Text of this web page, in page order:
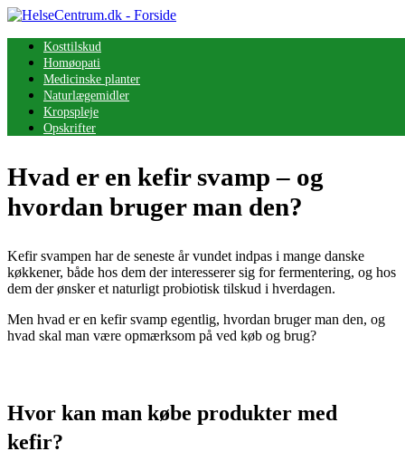
Kosttilskud
Homøopati
Medicinske planter
Naturlægemidler
Kropspleje
Opskrifter
Hvad er en kefir svamp – og
hvordan bruger man den?
Kefir svampen har de seneste år vundet indpas i mange danske
køkkener, både hos dem der interesserer sig for fermentering, og hos
dem der ønsker et naturligt probiotisk tilskud i hverdagen.
Men hvad er en kefir svamp egentlig, hvordan bruger man den, og
hvad skal man være opmærksom på ved køb og brug?
Hvor kan man købe produkter med
kefir?